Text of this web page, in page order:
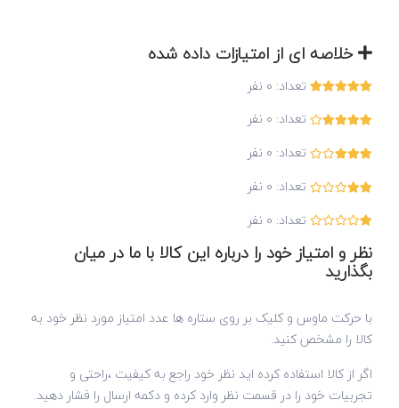
خلاصه ای از امتیازات داده شده
تعداد: 0 نفر
تعداد: 0 نفر
تعداد: 0 نفر
تعداد: 0 نفر
تعداد: 0 نفر
نظر و امتیاز خود را درباره این کالا با ما در میان
بگذارید
با حرکت ماوس و کلیک بر روی ستاره ها عدد امتیاز مورد نظر خود به
کالا را مشخص کنید.
اگر از کالا استفاده کرده اید نظر خود راجع به کیفیت ،راحتی و
تجربیات خود را در قسمت نظر وارد کرده و دکمه ارسال را فشار دهید.